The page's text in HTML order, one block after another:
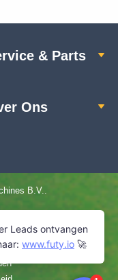
& Parts
Ons
B.V..